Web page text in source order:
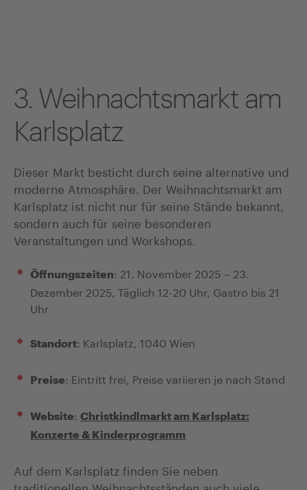
3. Weihnachtsmarkt am
Karlsplatz
Dieser Markt besticht durch seine alternative und
moderne Atmosphäre. Der Weihnachtsmarkt am
Karlsplatz ist nicht nur für seine Stände bekannt,
sondern auch für seine besonderen
Veranstaltungen und Workshops.
Öffnungszeiten: 21. November 2025 – 23.
Dezember 2025, Täglich 12-20 Uhr, Gastro bis 21
Uhr
Standort: Karlsplatz, 1040 Wien
Preise: Eintritt frei, Preise variieren je nach Stand
Website: Christkindlmarkt am Karlsplatz:
Konzerte & Kinderprogramm
Auf dem Karlsplatz finden Sie neben
traditionellen Weihnachtsständen auch viele